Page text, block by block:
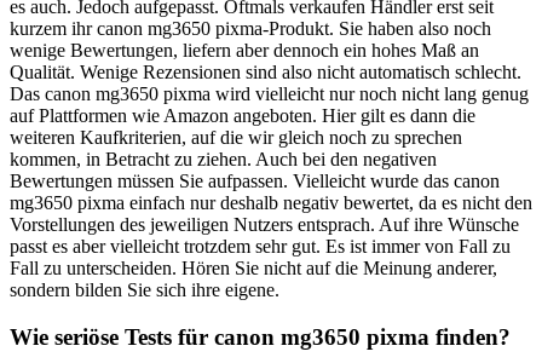
es auch. Jedoch aufgepasst. Oftmals verkaufen Händler erst seit
kurzem ihr canon mg3650 pixma-Produkt. Sie haben also noch
wenige Bewertungen, liefern aber dennoch ein hohes Maß an
Qualität. Wenige Rezensionen sind also nicht automatisch schlecht.
Das canon mg3650 pixma wird vielleicht nur noch nicht lang genug
auf Plattformen wie Amazon angeboten. Hier gilt es dann die
weiteren Kaufkriterien, auf die wir gleich noch zu sprechen
kommen, in Betracht zu ziehen. Auch bei den negativen
Bewertungen müssen Sie aufpassen. Vielleicht wurde das canon
mg3650 pixma einfach nur deshalb negativ bewertet, da es nicht den
Vorstellungen des jeweiligen Nutzers entsprach. Auf ihre Wünsche
passt es aber vielleicht trotzdem sehr gut. Es ist immer von Fall zu
Fall zu unterscheiden. Hören Sie nicht auf die Meinung anderer,
sondern bilden Sie sich ihre eigene.
Wie seriöse Tests für canon mg3650 pixma finden?